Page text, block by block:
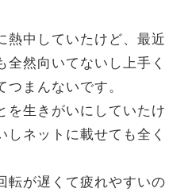
熱中していたけど、最近
全然向いてないし上手く
つまんないです。
を生きがいにしていたけ
しネットに載せても全く
転が遅くて疲れやすいの